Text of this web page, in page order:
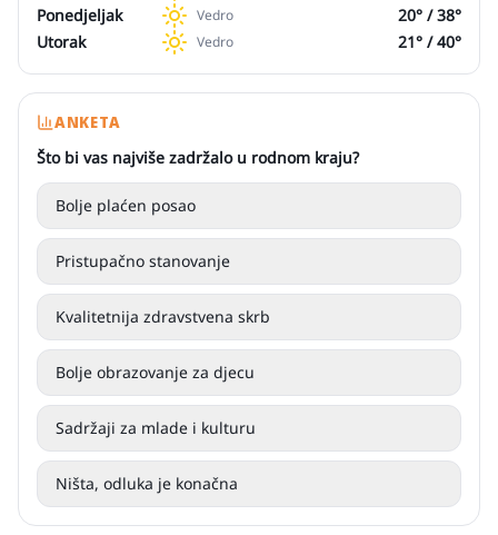
Ponedjeljak
Vedro 20° /38°
Utorak
Vedro 21° /40°
ANKETA
Što bi vas najviše zadržalo u rodnom kraju?
Bolje plaćen posao
Pristupačno stanovanje
Kvalitetnija zdravstvena skrb
Bolje obrazovanje za djecu
Sadržaji za mlade i kulturu
Ništa, odluka je konačna